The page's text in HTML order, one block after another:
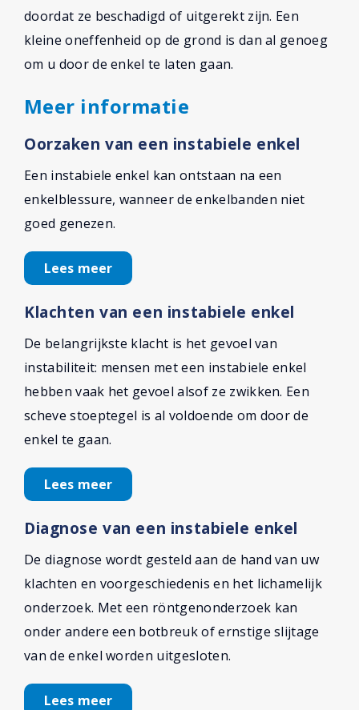
doordat ze beschadigd of uitgerekt zijn. Een
kleine oneffenheid op de grond is dan al genoeg
om u door de enkel te laten gaan.
Meer informatie
Oorzaken van een instabiele enkel
Een instabiele enkel kan ontstaan na een
enkelblessure, wanneer de enkelbanden niet
goed genezen.
Lees meer
Klachten van een instabiele enkel
De belangrijkste klacht is het gevoel van
instabiliteit: mensen met een instabiele enkel
hebben vaak het gevoel alsof ze zwikken. Een
scheve stoeptegel is al voldoende om door de
enkel te gaan.
Lees meer
Diagnose van een instabiele enkel
De diagnose wordt gesteld aan de hand van uw
klachten en voorgeschiedenis en het lichamelijk
onderzoek. Met een röntgenonderzoek kan
onder andere een botbreuk of ernstige slijtage
van de enkel worden uitgesloten.
Lees meer